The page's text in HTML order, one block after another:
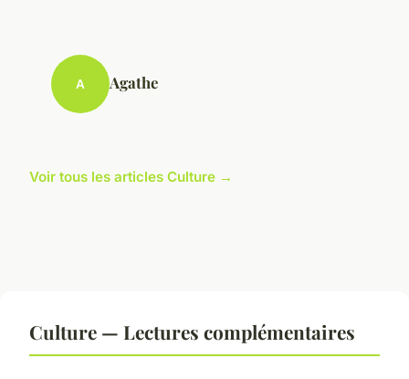
A Agathe
Voir tous les articles Culture →
Culture — Lectures complémentaires